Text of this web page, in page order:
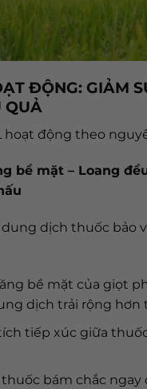
ĐỘNG: GIẢM
QUẢ
hoạt động theo
bề mặt – Loang
dịch thuốc bảo
bề mặt của giọt
dịch trải rộng hơn
tiếp xúc giữa
bám chắc ngay